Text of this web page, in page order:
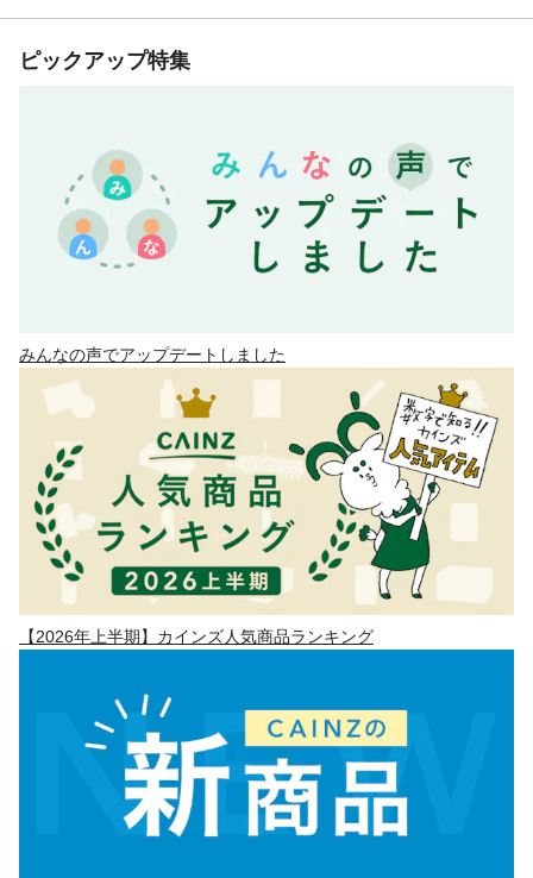
ピックアップ特集
みんなの声でアップデートしました
【2026年上半期】カインズ人気商品ランキング